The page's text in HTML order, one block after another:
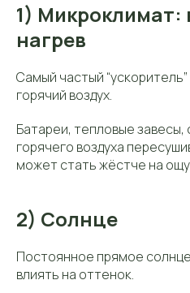
1) Микроклимат:
нагрев
Самый частый
горячий воздух.
Батареи, тепловые
горячего воздуха
может стать жёстче на
2) Солнце
Постоянное прямое
влиять на оттенок.